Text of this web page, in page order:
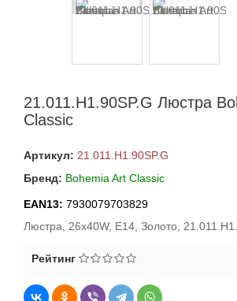
21.011.H1.90SP.G Люстра
Classic
Артикул: 21.011.H1.90SP.G
Бренд: Bohemia Art Classic
EAN13: 7930079703829
Люстра, 26x40W, E14, Золото,
Рейтинг